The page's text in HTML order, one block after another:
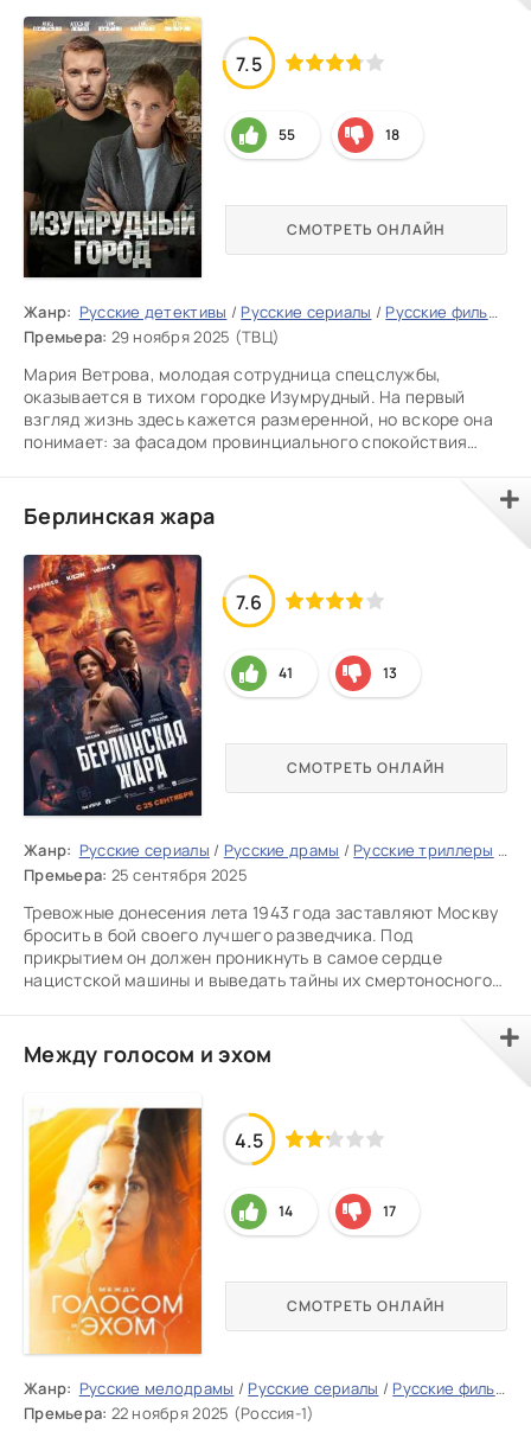
Жанр: Русские детективы / Русские сериалы / Русские фильмы 2025
Премьера: 29 ноября 2025 (ТВЦ)
Мария Ветрова, молодая сотрудница спецслужбы,
оказывается в тихом городке Изумрудный. На первый
взгляд жизнь здесь кажется размеренной, но вскоре она
понимает: за фасадом провинциального спокойствия
СМОТРЕТЬ ОНЛАЙН
7.5
55 18
Берлинская жара
Жанр: Русские сериалы / Русские драмы / Русские триллеры
Премьера: 25 сентября 2025
Тревожные донесения лета 1943 года заставляют Москву
бросить в бой своего лучшего разведчика. Под
прикрытием он должен проникнуть в самое сердце
нацистской машины и выведать тайны их смертоносного
СМОТРЕТЬ ОНЛАЙН
7.6
41 13
Между голосом и эхом
Жанр: Русские мелодрамы / Русские сериалы / Русские фильмы 2025
Премьера: 22 ноября 2025 (Россия-1)
СМОТРЕТЬ ОНЛАЙН
4.5
14 17